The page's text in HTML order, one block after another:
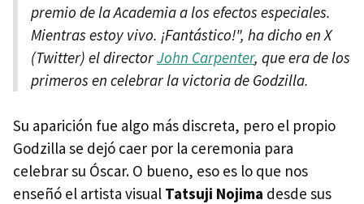
premio de la Academia a los efectos especiales.
Mientras estoy vivo. ¡Fantástico!", ha dicho en X
(Twitter) el directorJohn Carpenter, que era de los
primeros en celebrar la victoria de Godzilla.
Su aparición fue algo más discreta, pero el propio
Godzilla se dejó caer por la ceremonia para
celebrar su Óscar. O bueno, eso es lo que nos
enseñó el artista visual Tatsuji Nojima desde sus